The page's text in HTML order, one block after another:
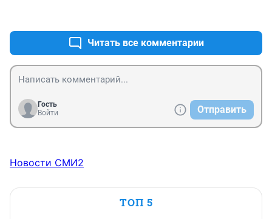
Читать все комментарии
Гость
Войти
Отправить
Новости СМИ2
ТОП 5